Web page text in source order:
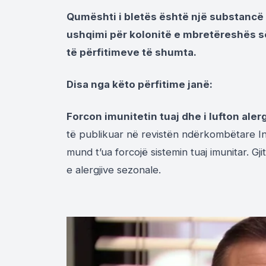
Qumështi i bletës është një
ushqimi për kolonitë e mbretëreshës
të përfitimeve të shumta.
Disa nga këto përfitime janë:
Forcon imunitetin tuaj dhe i lufton
të publikuar në revistën ndërkombëtare
mund t’ua forcojë sistemin tuaj imunitar.
e alergjive sezonale.